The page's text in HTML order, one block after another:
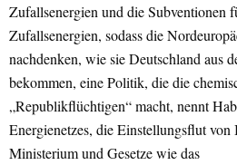
Zufallsenergien und die Subventionen
Zufallsenergien, sodass die
nachdenken, wie sie Deutschland aus
bekommen, eine Politik, die die
„Republikflüchtigen“ macht, nennt
Energienetzes, die Einstellungsflut
Ministerium und Gesetze wie das